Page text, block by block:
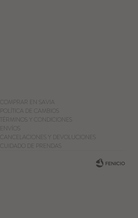
COMPRAR EN SAVIA
POLÍTICA DE CAMBIOS
TÉRMINOS Y CONDICIONES
ENVÍOS
CANCELACIONES Y DEVOLUCIONES
CUIDADO DE PRENDAS